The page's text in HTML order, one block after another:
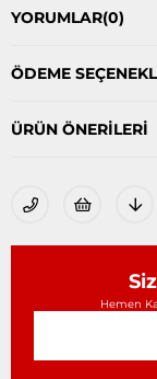
YORUMLAR(0)
ÖDEME
ÜRÜN ÖNERILERI
Hemen